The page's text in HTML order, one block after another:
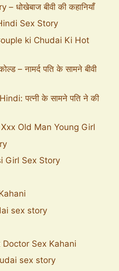
धोखेबाज बीवी की कहानियाँ
Sex Story
ki Chudai Ki Hot
– नामर्द पति के सामने बीवी
पत्नी के सामने पति ने की
Old Man Young Girl
Girl Sex Story
sex story
Sex Kahani
sex story